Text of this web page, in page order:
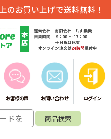
のお買い上げで送料無料！
お客様の声 お問い合わせ ログイン